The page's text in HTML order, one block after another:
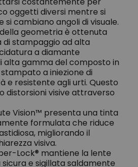
oggetti diversi mentre si
si cambiano angoli di visuale.
geometria è ottenuta
stampaggio ad alta
a diamante
alta gamma del composto in
a iniezione di
e resistente agli urti. Questo
distorsioni visive attraverso
Vision™ presenta una tinta
formulata che riduce
migliorando il
visiva.
Lock® mantiene la lente
e sigillata saldamente